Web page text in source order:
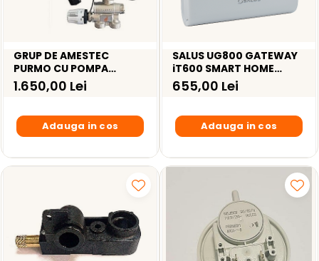
GRUP DE AMESTEC
PURMO CU POMPA
GRUNDFOS UPM3 AUTO L
25-50
1.650,00 Lei
Adauga in cos
SALUS UG800 GATEWAY
iT600 SMART HOME
(NOUL UGE600)
655,00 Lei
Adauga in cos